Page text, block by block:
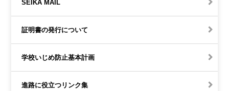
SEIKA MAIL
証明書の発行について
学校いじめ防止基本計画
進路に役立つリンク集